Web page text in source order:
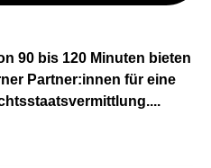
90 bis 120 Minuten bieten
Partner:innen für eine